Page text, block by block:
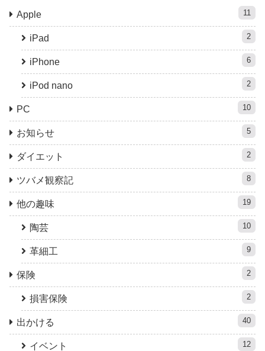
Apple 11
iPad 2
iPhone 6
iPod nano 2
PC 10
お知らせ 5
ダイエット 2
ツバメ観察記 8
他の趣味 19
陶芸 10
革細工 9
保険 2
損害保険 2
出かける 40
イベント 12